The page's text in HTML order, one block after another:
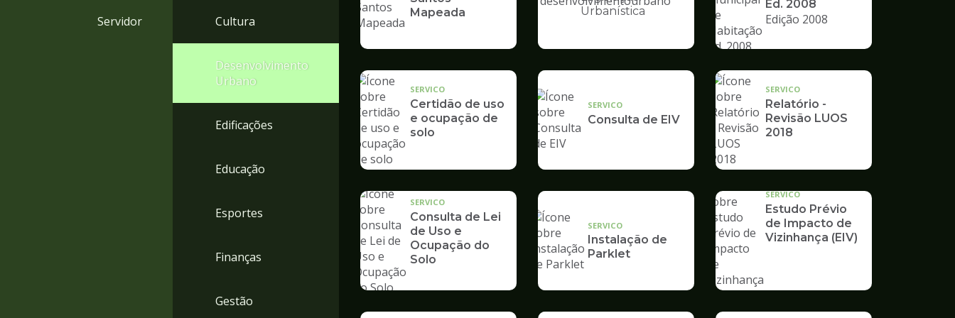
Servidor Cultura
Desenvolvimento
Urbano
Edificações
Educação
Esportes
Finanças
Gestão
Mapeada
Ilustração
de
Desenvolvimento
Urbanística
Ed. 2008
Edição 2008
SERVICO
Certidão de uso
e ocupação de
solo
SERVICO
Consulta de EIV
SERVICO
Relatório -
Revisão LUOS
2018
SERVICO
Consulta de Lei
de Uso e
Ocupação do
Solo
SERVICO
Instalação de
Parklet
SERVICO
Estudo Prévio
de Impacto de
Vizinhança (EIV)